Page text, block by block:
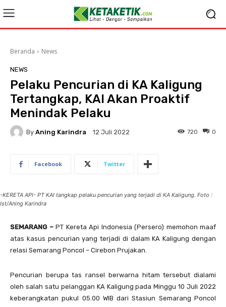
Beranda News
NEWS
Pelaku Pencurian di KA Kaligung
Tertangkap, KAI Akan Proaktif
Menindak Pelaku
By Aning Karindra 12 Juli 2022 0
720
Facebook Twitter
-KERETA API- PT KAI tangkap pelaku pencurian yang terjadi di KA Kaligung. Foto :
Ist/Aning Karindra
SEMARANG – PT Kereta Api Indonesia (Persero) memohon maaf
atas kasus pencurian yang terjadi di dalam KA Kaligung dengan
relasi Semarang Poncol – Cirebon Prujakan.
Pencurian berupa tas ransel berwarna hitam tersebut dialami
oleh salah satu pelanggan KA Kaligung pada Minggu 10 Juli 2022
keberangkatan pukul 05.00 WIB dari Stasiun Semarang Poncol